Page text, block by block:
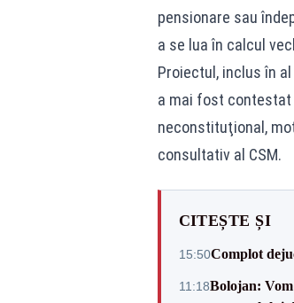
pensionare sau
a se lua în calcul
Proiectul, inclus în
a mai fost contestat
neconstituţional,
consultativ al CSM.
CITEȘTE ȘI
15:50Complot
11:18Bolojan: